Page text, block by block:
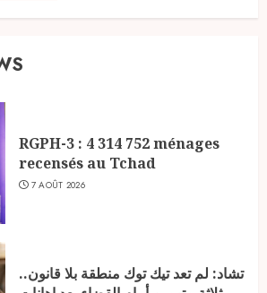
RGPH-3 : 4 314 752 ménages
recensés au Tchad
7 AOÛT 2026
تشاد: لم تعد تيك توك منطقة بلا قانون..